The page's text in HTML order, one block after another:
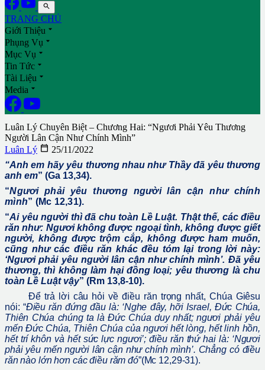

TRANG CHỦ
Giới Thiệu 
Phụng Vụ 
Mục Vụ 
Tin Tức 
Tài Liệu 
Media 
Luân Lý Chuyên Biệt – Chương Hai: “Ngươi Phải Yêu Thương
Người Lân Cận Như Chính Mình”
Luân Lý  25/11/2022
“Anh em hãy yêu thương nhau như Thầy đã yêu thương
anh em” (Ga 13,34).
“Ngươi phải yêu thương người lân cận như chính
mình” (Mc 12,31).
“Ai yêu người thì đã chu toàn Lề Luật. Thật thế, các điều
răn như: Ngươi không được ngoại tình, không được giết
người, không được trộm cắp, không được ham muốn,
cũng như các điều răn khác đều tóm lại trong lời này:
‘Ngươi phải yêu người lân cận như chính mình’. Đã yêu
thương, thì không làm hại đồng loại; yêu thương là chu
toàn Lề Luật vậy” (Rm 13,8-10).
Để trả lời câu hỏi về điều răn trọng nhất, Chúa Giêsu
nói: “Điều răn đứng đầu là: ‘Nghe đây, hỡi Israel, Đức Chúa,
Thiên Chúa chúng ta là Đức Chúa duy nhất; ngươi phải yêu
mến Đức Chúa, Thiên Chúa của ngươi hết lòng, hết linh hồn,
hết trí khôn và hết sức lực ngươi’; điều răn thứ hai là: ‘Ngươi
phải yêu mến người lân cận như chính mình’. Chẳng có điều
răn nào lớn hơn các điều răm đó”(Mc 12,29-31).